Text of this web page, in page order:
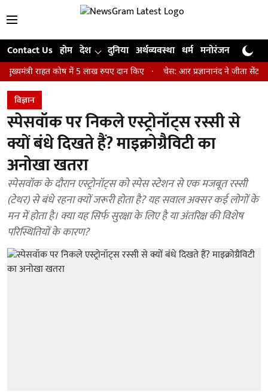
Contact Us होम देश दुनिया अर्थव्यवस्था धर्म मनोरंजन खेल
कोष में 5 लाख रुपए दान किए चेस: आर प्रज्ञानानंद ने जीता सेंट लुइस
विज्ञान
स्पेसवॉक पर निकले एस्ट्रोनॉट्स रस्सी से
क्यों बंधे दिखते हैं? माइक्रोग्रैविटी का
अनोखा खतरा
स्पेसवॉक के दौरान एस्ट्रोनॉट्स को स्पेस स्टेशन से एक मजबूत रस्सी
(टेथर) से बंधे रहना क्यों जरूरी होता है? यह सवाल अक्सर कई लोगों के
मन में होता है। क्या यह सिर्फ सुरक्षा के लिए है या अंतरिक्ष की विशेष
परिस्थितियों के कारण?